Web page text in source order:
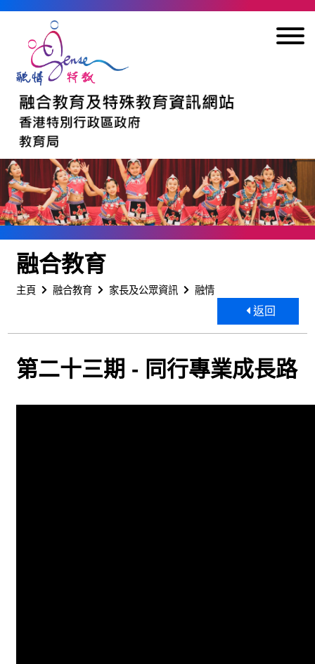
融合教育
主頁 融合教育 家長及公眾資訊 融情
返回
第二十三期 - 同行專業成長路